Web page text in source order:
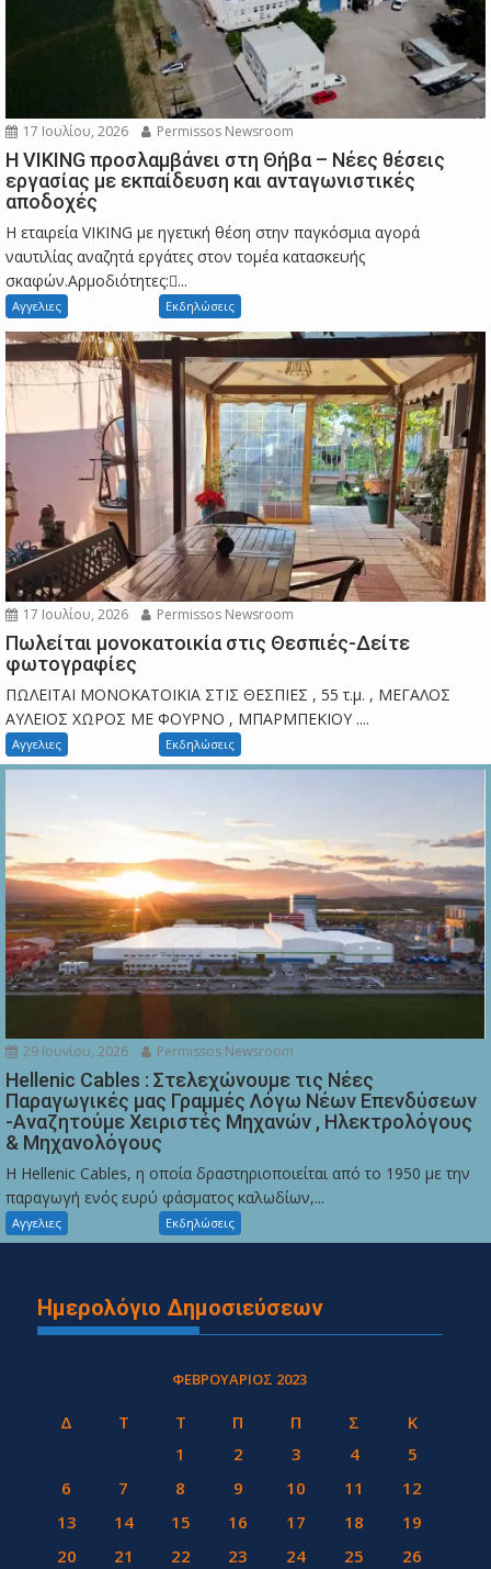
17 Ιουλίου, 2026 Permissos Newsroom
Η VIKING προσλαμβάνει στη Θήβα – Νέες θέσεις
εργασίας με εκπαίδευση και ανταγωνιστικές
αποδοχές
Η εταιρεία VIKING με ηγετική θέση στην παγκόσμια αγορά
ναυτιλίας αναζητά εργάτες στον τομέα κατασκευής
σκαφών.Αρμοδιότητες:...
Αγγελιες Εκδηλώσεις
17 Ιουλίου, 2026 Permissos Newsroom
Πωλείται μονοκατοικία στις Θεσπιές-Δείτε
φωτογραφίες
ΠΩΛΕΙΤΑΙ ΜΟΝΟΚΑΤΟΙΚΙΑ ΣΤΙΣ ΘΕΣΠΙΕΣ , 55 τ.μ. , ΜΕΓΑΛΟΣ
ΑΥΛΕΙΟΣ ΧΩΡΟΣ ΜΕ ΦΟΥΡΝΟ , ΜΠΑΡΜΠΕΚΙΟΥ ....
Αγγελιες Εκδηλώσεις
29 Ιουνίου, 2026 Permissos Newsroom
Hellenic Cables : Στελεχώνουμε τις Νέες
Παραγωγικές μας Γραμμές Λόγω Νέων Επενδύσεων
-Αναζητούμε Χειριστές Μηχανών , Ηλεκτρολόγους
& Μηχανολόγους
Η Hellenic Cables, η οποία δραστηριοποιείται από το 1950 με την
παραγωγή ενός ευρύ φάσματος καλωδίων,...
Αγγελιες Εκδηλώσεις
Ημερολόγιο Δημοσιεύσεων
ΦΕΒΡΟΥΆΡΙΟΣ 2023
Δ Τ Τ Π Π Σ
Κ
1
2 3 4
5
6
7 8 9 10 11
12
13
14 15 16 17 18
19
20
21 22 23 24 25
26